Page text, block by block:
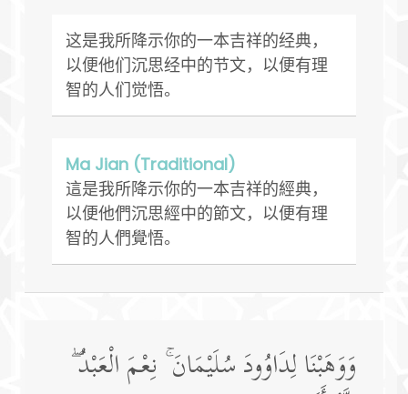
这是我所降示你的一本吉祥的经典，
以便他们沉思经中的节文，以便有理
智的人们觉悟。
Ma Jian (Traditional)
這是我所降示你的一本吉祥的經典，
以便他們沉思經中的節文，以便有理
智的人們覺悟。
وَوَهَبْنَا لِدَاوُودَ سُلَيْمَانَ ۚ نِعْمَ الْعَبْدُ ۖ